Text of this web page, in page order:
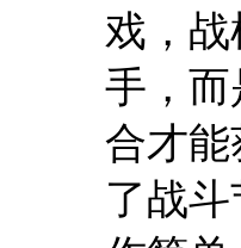
戏，
手，
合才
了战